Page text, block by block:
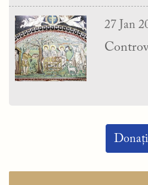
27 Jan